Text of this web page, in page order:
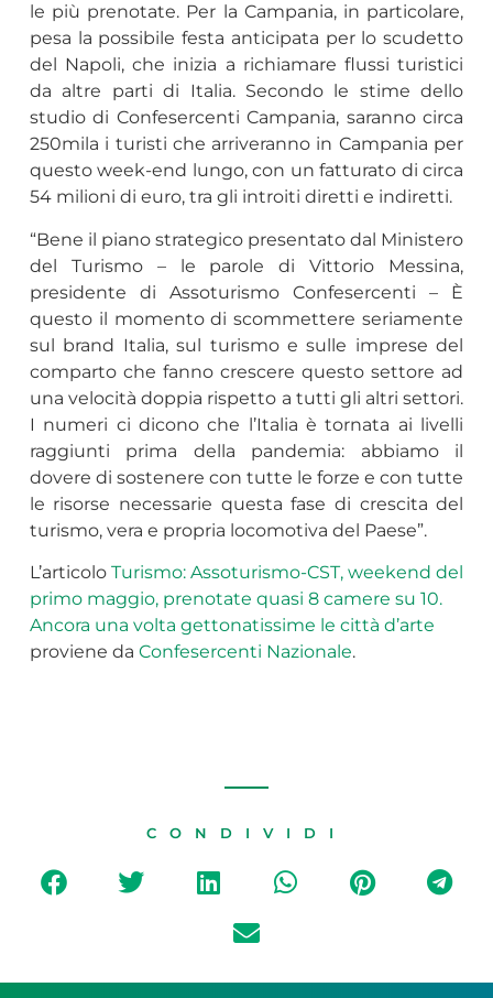
le più prenotate. Per la Campania, in particolare,
pesa la possibile festa anticipata per lo scudetto
del Napoli, che inizia a richiamare flussi turistici
da altre parti di Italia. Secondo le stime dello
studio di Confesercenti Campania, saranno circa
250mila i turisti che arriveranno in Campania per
questo week-end lungo, con un fatturato di circa
54 milioni di euro, tra gli introiti diretti e indiretti.
“Bene il piano strategico presentato dal Ministero
del Turismo – le parole di Vittorio Messina,
presidente di Assoturismo Confesercenti – È
questo il momento di scommettere seriamente
sul brand Italia, sul turismo e sulle imprese del
comparto che fanno crescere questo settore ad
una velocità doppia rispetto a tutti gli altri settori.
I numeri ci dicono che l’Italia è tornata ai livelli
raggiunti prima della pandemia: abbiamo il
dovere di sostenere con tutte le forze e con tutte
le risorse necessarie questa fase di crescita del
turismo, vera e propria locomotiva del Paese”.
L’articolo Turismo: Assoturismo-CST, weekend del
primo maggio, prenotate quasi 8 camere su 10.
Ancora una volta gettonatissime le città d’arte
proviene da Confesercenti Nazionale.
CONDIVIDI